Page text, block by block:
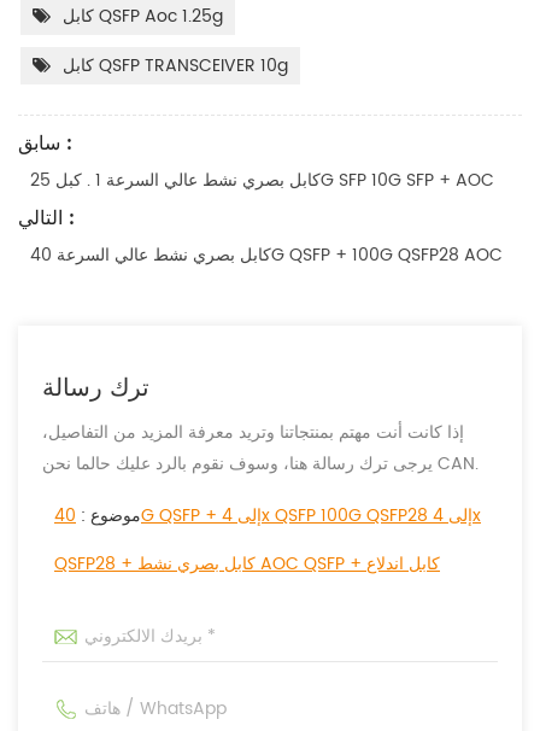
كابل QSFP Aoc 1.25g
كابل QSFP TRANSCEIVER 10g
سابق :
كابل بصري نشط عالي السرعة 1 . كبل 25G SFP 10G SFP + AOC
التالي :
كابل بصري نشط عالي السرعة 40G QSFP + 100G QSFP28 AOC
ترك رسالة
إذا كانت أنت مهتم بمنتجاتنا وتريد معرفة المزيد من التفاصيل،
يرجى ترك رسالة هنا، وسوف نقوم بالرد عليك حالما نحن CAN.
موضوع : 40G QSFP + إلى 4x QSFP 100G QSFP28 إلى 4x
QSFP28 + كابل بصري نشط AOC QSFP + كابل اندلاع